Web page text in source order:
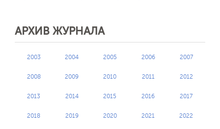
АРХИВ ЖУРНАЛА
2003 2004 2005 2006 2007
2008 2009 2010 2011 2012
2013 2014 2015 2016 2017
2018 2019 2020 2021 2022